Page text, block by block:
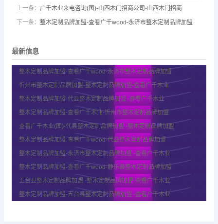
上一条： 广千木业来电咨询(图)-山西木门招商公司-山西木门招商
下一条： 整木定制品牌加盟-查看广千wood-永济市整木定制品牌加盟
最新信息
整木定制品牌加盟-查看广千wood-永济市整木定制品牌加盟
忻州市整木定制品牌加盟-整木定制品牌加盟-查看广千木业
整木定制品牌加盟-代县整木定制品牌加盟 -查看广千木业
整木定制品牌加盟-查看广千木业-忻州市整木定制品牌加盟
查看广千木业(图)-代县整木定制品牌加盟 -整木定制品牌加盟
整木定制品牌加盟-查看广千wood-代县整木定制品牌加盟
整木定制品牌加盟-永济市整木定制品牌加盟 -查看广千木业
整木定制品牌加盟-查看广千wood-静乐县整木定制品牌加盟
五台县整木定制品牌加盟 -整木定制品牌加盟-查看广千木业
整木定制品牌加盟-五台县整木定制品牌加盟 -查看广千木业